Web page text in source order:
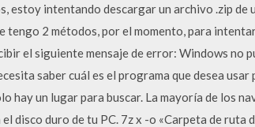
estoy intentando descargar un archivo .zip de
2 métodos, por el momento, para
el siguiente mensaje de error: Windows no
saber cuál es el programa que desea usar
hay un lugar para buscar. La mayoría de los
disco duro de tu PC. 7z x -o «Carpeta de ruta